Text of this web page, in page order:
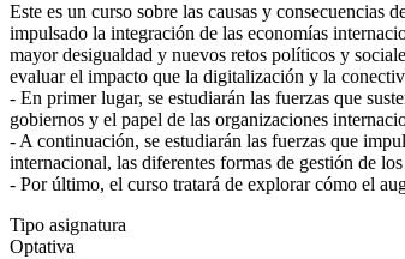
Este es un curso sobre las causas y
impulsado la integración de las economías
mayor desigualdad y nuevos retos políticos y
evaluar el impacto que la digitalización y la
- En primer lugar, se estudiarán las fuerzas que
gobiernos y el papel de las organizaciones
- A continuación, se estudiarán las fuerzas que
internacional, las diferentes formas de gestión de
- Por último, el curso tratará de explorar cómo el
Tipo asignatura
Optativa